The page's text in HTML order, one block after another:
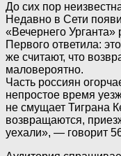
До сих пор
Недавно в Сети
«Вечернего Урганта»
Первого ответила:
же считают, что
маловероятно.
Часть россиян
непростое время
не смущает Тиграна
возвращаются,
уехали», — говорит